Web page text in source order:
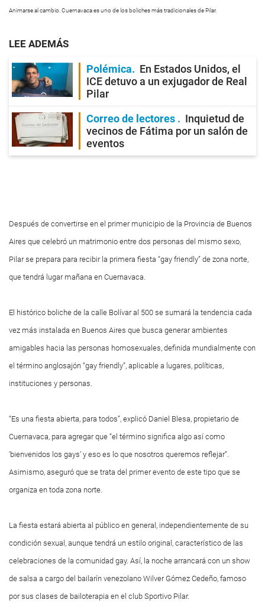
Animarse al cambio. Cuernavaca es uno de los boliches más tradicionales de Pilar.
LEE ADEMÁS
Polémica
En Estados Unidos, el
ICE detuvo a un exjugador de Real
Pilar
Correo de lectores
Inquietud de
vecinos de Fátima por un salón de
eventos
Después de convertirse en el primer municipio de la Provincia de Buenos
Aires que celebró un matrimonio entre dos personas del mismo sexo,
Pilar se prepara para recibir la primera fiesta “gay friendly” de zona norte,
que tendrá lugar mañana en Cuernavaca.
El histórico boliche de la calle Bolívar al 500 se sumará la tendencia cada
vez más instalada en Buenos Aires que busca generar ambientes
amigables hacia las personas homosexuales, definida mundialmente con
el término anglosajón “gay friendly”, aplicable a lugares, políticas,
instituciones y personas.
“Es una fiesta abierta, para todos”, explicó Daniel Blesa, propietario de
Cuernavaca, para agregar que “el término significa algo así como
‘bienvenidos los gays’ y eso es lo que nosotros queremos reflejar”.
Asimismo, aseguró que se trata del primer evento de este tipo que se
organiza en toda zona norte.
La fiesta estará abierta al público en general, independientemente de su
condición sexual, aunque tendrá un estilo original, característico de las
celebraciones de la comunidad gay. Así, la noche arrancará con un show
de salsa a cargo del bailarín venezolano Wilver Gómez Cedeño, famoso
por sus clases de bailoterapia en el club Sportivo Pilar.